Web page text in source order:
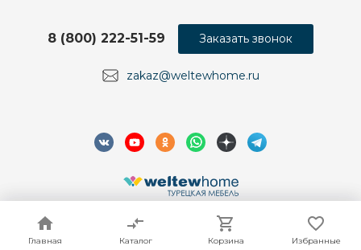
Главная Каталог Корзина Избранные
Главная Каталог Корзина Избранные
zakaz@weltewhome.ru
8 (800) 222-51-59 Заказать звонок
© 2026 Weltew Home, Все права защищены